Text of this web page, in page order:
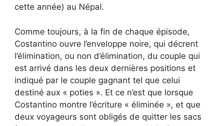
cette année) au Népal.
Comme toujours, à la fin de chaque épisode,
Costantino ouvre l’enveloppe noire, qui décrent
l’élimination, ou non d’élimination, du couple qui
est arrivé dans les deux dernières positions et
indiqué par le couple gagnant tel que celui
destiné aux « poties ». Et ce n’est que lorsque
Costantino montre l’écriture « éliminée », et que
deux voyageurs sont obligés de quitter les sacs